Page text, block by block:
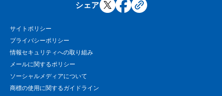
シェア
サイトポリシー
プライバシーポリシー
情報セキュリティへの取り組み
メールに関するポリシー
ソーシャルメディアについて
商標の使用に関するガイドライン